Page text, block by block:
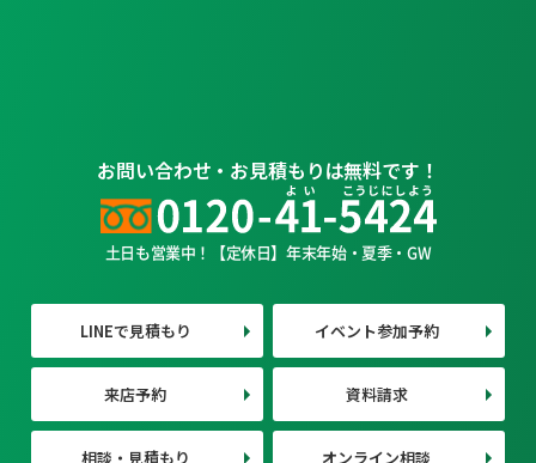
お問い合わせ・お見積もりは無料です！
土日も営業中！【定休日】年末年始・夏季・GW
LINEで見積もり イベント参加予約
来店予約 資料請求
相談・見積もり オンライン相談